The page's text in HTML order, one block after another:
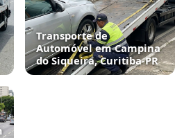
Transporte de
Automóvel em Campina
do Siqueira, Curitiba‑PR